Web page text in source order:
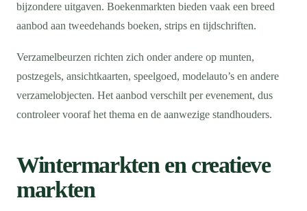
bijzondere uitgaven. Boekenmarkten bieden vaak een breed
aanbod aan tweedehands boeken, strips en tijdschriften.
Verzamelbeurzen richten zich onder andere op munten,
postzegels, ansichtkaarten, speelgoed, modelauto’s en andere
verzamelobjecten. Het aanbod verschilt per evenement, dus
controleer vooraf het thema en de aanwezige standhouders.
Wintermarkten en creatieve
markten